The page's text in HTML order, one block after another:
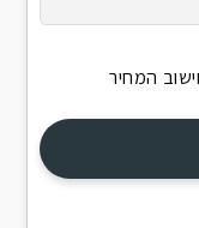
המחיר